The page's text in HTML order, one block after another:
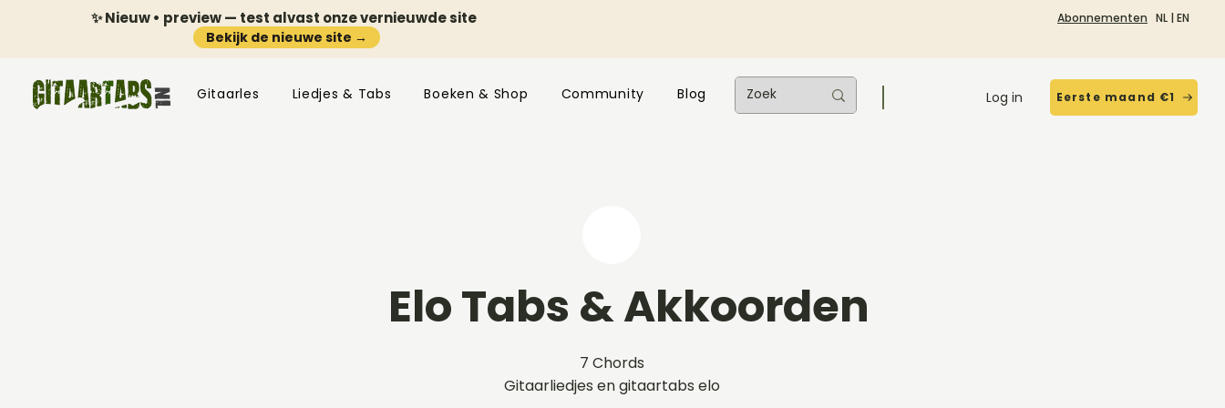
✨ Nieuw • preview — test alvast onze vernieuwde site
Bekijk de nieuwe site →
Abonnementen NL | EN
Gitaarles Liedjes & Tabs Boeken & Shop Community Blog Log in Eerste maand €1
Elo Tabs & Akkoorden
7 Chords
Gitaarliedjes en gitaartabs elo